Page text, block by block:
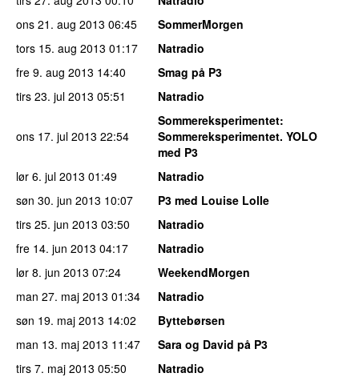
ons 21. aug 2013 06:45
SommerMorgen
tors 15. aug 2013 01:17
Natradio
fre 9. aug 2013 14:40
Smag på P3
tirs 23. jul 2013 05:51 Natradio
ons 17. jul 2013 22:54
Sommereksperimentet:
Sommereksperimentet. YOLO
med P3
lør 6. jul 2013 01:49
Natradio
søn 30. jun 2013 10:07
P3 med Louise Lolle
tirs 25. jun 2013 03:50
Natradio
fre 14. jun 2013 04:17
Natradio
lør 8. jun 2013 07:24
WeekendMorgen
man 27. maj 2013 01:34
Natradio
søn 19. maj 2013 14:02
Byttebørsen
man 13. maj 2013 11:47
Sara og David på P3
tirs 7. maj 2013 05:50
Natradio